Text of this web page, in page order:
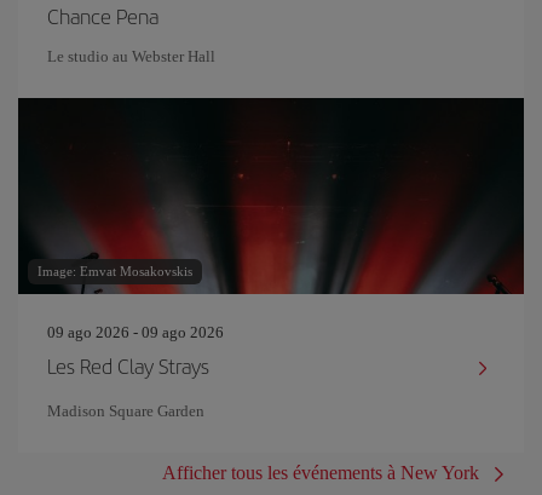
Chance Pena
Le studio au Webster Hall
Image: Emvat Mosakovskis
09 ago 2026 - 09 ago 2026
Les Red Clay Strays
Madison Square Garden
Afficher tous les événements à New York